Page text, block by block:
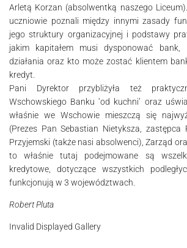
Arletą Korzan (absolwentką naszego
uczniowie poznali między innymi zasady
jego struktury organizacyjnej i podstawy
jakim kapitałem musi dysponować
działania oraz kto może zostać klientem
kredyt.
Pani Dyrektor przybliżyła też
Wschowskiego Banku ‘od kuchni’ oraz
właśnie we Wschowie mieszczą się
(Prezes Pan Sebastian Nietyksza, zastępca
Przyjemski (także nasi absolwenci), Zarząd
to właśnie tutaj podejmowane są
kredytowe, dotyczące wszystkich
funkcjonują w 3 województwach.
Robert Pluta
Invalid Displayed Gallery